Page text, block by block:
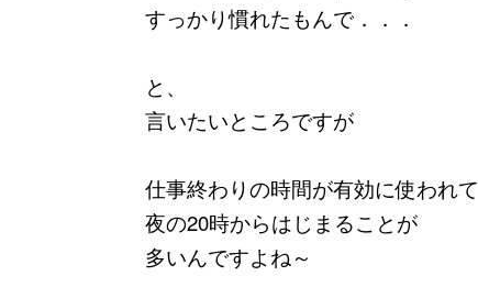
すっかり慣れたもんで．．．
と、
言いたいところですが
仕事終わりの時間が有効に使われて
夜の20時からはじまることが
多いんですよね～